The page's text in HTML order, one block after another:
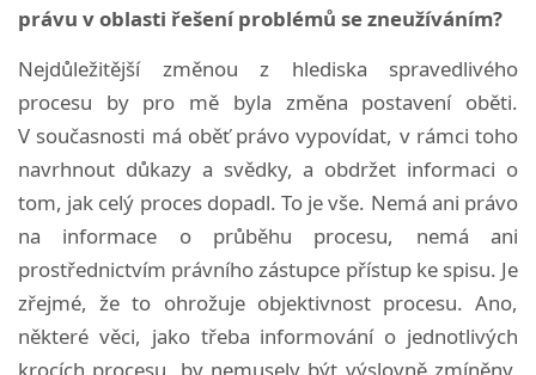
právu v oblasti řešení problémů se zneužíváním?
Nejdůležitější změnou z hlediska spravedlivého
procesu by pro mě byla změna postavení oběti.
V současnosti má oběť právo vypovídat, v rámci toho
navrhnout důkazy a svědky, a obdržet informaci o
tom, jak celý proces dopadl. To je vše. Nemá ani právo
na informace o průběhu procesu, nemá ani
prostřednictvím právního zástupce přístup ke spisu. Je
zřejmé, že to ohrožuje objektivnost procesu. Ano,
některé věci, jako třeba informování o jednotlivých
krocích procesu, by nemusely být výslovně zmíněny,